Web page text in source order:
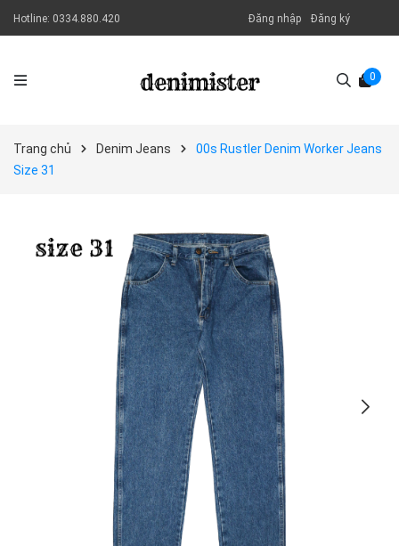
Hotline: 0334.880.420 Đăng nhập Đăng ký
0
Trang chủ Denim Jeans
00s Rustler Denim Worker Jeans
Size 31